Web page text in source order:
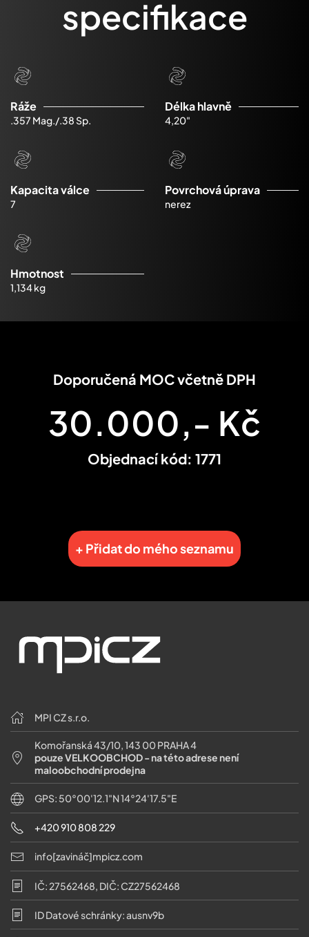
specifikace
Ráže
.357 Mag./.38 Sp.
Délka hlavně
4,20"
Kapacita válce
7
Povrchová úprava
nerez
Hmotnost
1,134 kg
Doporučená MOC včetně DPH
30.000,- Kč
Objednací kód: 1771
+ Přidat do mého seznamu
MPI CZ s.r.o.
Komořanská 43/10, 143 00 PRAHA 4
pouze VELKOOBCHOD - na této adrese není
maloobchodní prodejna
GPS: 50°00'12.1"N 14°24'17.5"E
+420 910 808 229
info[zavináč]mpicz.com
IČ: 27562468, DIČ: CZ27562468
ID Datové schránky: ausnv9b